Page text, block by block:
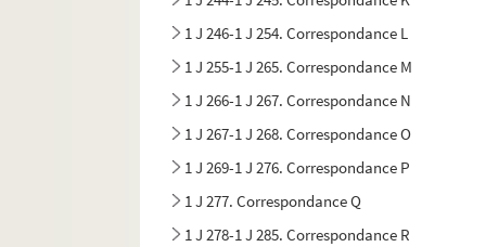
1 J 246-1 J 254. Correspondance L
1 J 255-1 J 265. Correspondance M
1 J 266-1 J 267. Correspondance N
1 J 267-1 J 268. Correspondance O
1 J 269-1 J 276. Correspondance P
1 J 277. Correspondance Q
1 J 278-1 J 285. Correspondance R